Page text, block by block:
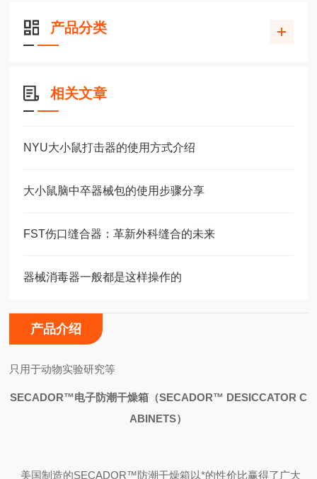
产品分类
相关文章
NYU大小鼠打击器的使用方式介绍
大小鼠脑中卒器械包的使用步骤分享
FST伤口缝合器：革新外科缝合的未来
器械消毒器一般都是这样操作的
产品介绍
只用于动物实验研究等
SECADOR™电子防潮干燥箱（SECADOR™ DESICCATOR C
ABINETS）
美国制造的SECADOR™防潮干燥箱以*的性价比赢得了广大